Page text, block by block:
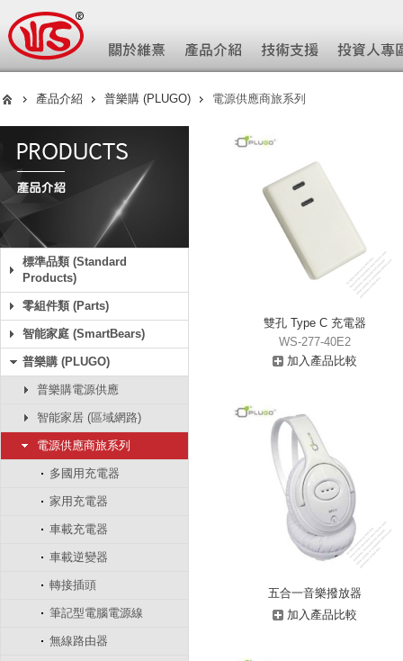
產品介紹 普樂購 (PLUGO) 電源供應商旅系列
標準品類 (Standard
Products)
零組件類 (Parts)
智能家庭 (SmartBears)
普樂購 (PLUGO)
普樂購電源供應
智能家居 (區域網路)
電源供應商旅系列
多國用充電器
家用充電器
車載充電器
車載逆變器
轉接插頭
筆記型電腦電源線
無線路由器
雙孔 Type C 充電器
WS-277-40E2
加入產品比較
五合一音樂撥放器
加入產品比較